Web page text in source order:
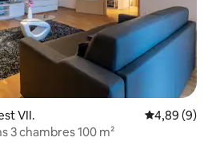
VII. Évaluation
4,89 (9)
3 chambres 100 m²